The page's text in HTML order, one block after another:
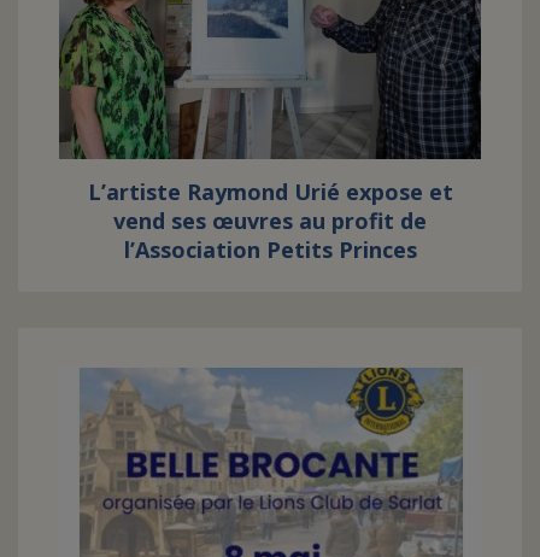
L’artiste Raymond Urié expose et
vend ses œuvres au profit de
l’Association Petits Princes